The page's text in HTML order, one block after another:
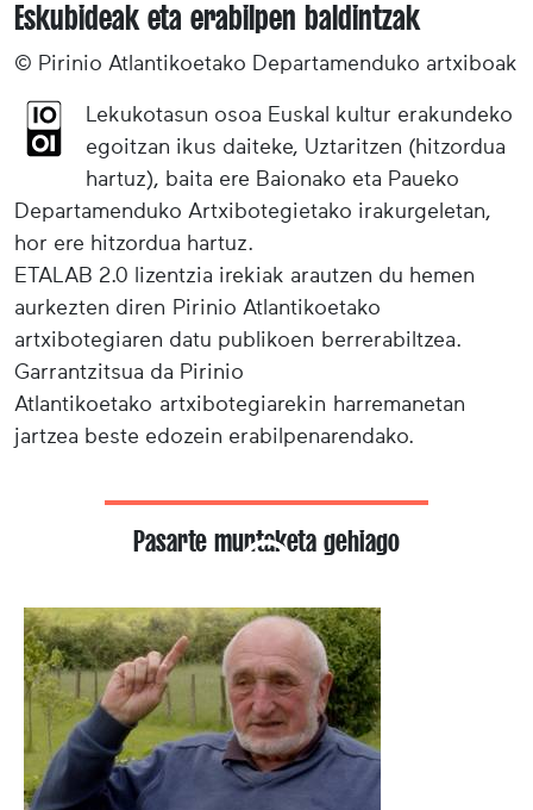
Eskubideak eta erabilpen baldintzak
© Pirinio Atlantikoetako Departamenduko artxiboak
Lekukotasun osoa Euskal kultur erakundeko
egoitzan ikus daiteke, Uztaritzen (hitzordua
hartuz), baita ere Baionako eta Paueko
Departamenduko Artxibotegietako irakurgeletan,
hor ere hitzordua hartuz.
ETALAB 2.0 lizentzia irekiak arautzen du hemen
aurkezten diren Pirinio Atlantikoetako
artxibotegiaren datu publikoen berrerabiltzea.
Garrantzitsua da Pirinio
Atlantikoetako artxibotegiarekin harremanetan
jartzea beste edozein erabilpenarendako.
Pasarte muntaketa gehiago